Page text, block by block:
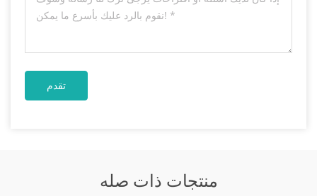
منتجات ذات صله